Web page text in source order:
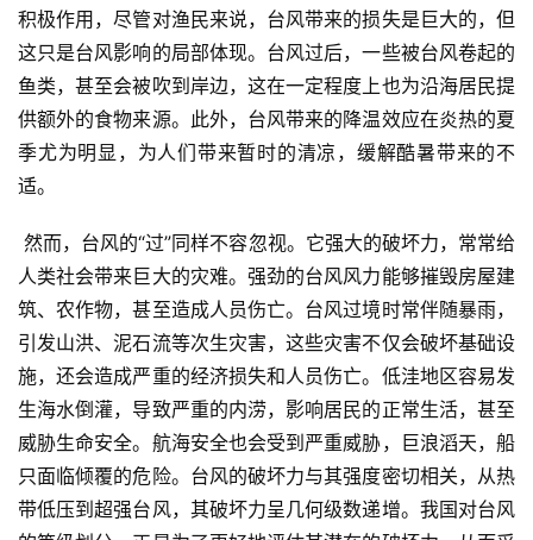
积极作用，尽管对渔民来说，台风带来的损失是巨大的，但
这只是台风影响的局部体现。台风过后，一些被台风卷起的
鱼类，甚至会被吹到岸边，这在一定程度上也为沿海居民提
供额外的食物来源。此外，台风带来的降温效应在炎热的夏
季尤为明显，为人们带来暂时的清凉，缓解酷暑带来的不
适。
然而，台风的“过”同样不容忽视。它强大的破坏力，常常给
人类社会带来巨大的灾难。强劲的台风风力能够摧毁房屋建
筑、农作物，甚至造成人员伤亡。台风过境时常伴随暴雨，
引发山洪、泥石流等次生灾害，这些灾害不仅会破坏基础设
施，还会造成严重的经济损失和人员伤亡。低洼地区容易发
生海水倒灌，导致严重的内涝，影响居民的正常生活，甚至
威胁生命安全。航海安全也会受到严重威胁，巨浪滔天，船
只面临倾覆的危险。台风的破坏力与其强度密切相关，从热
带低压到超强台风，其破坏力呈几何级数递增。我国对台风